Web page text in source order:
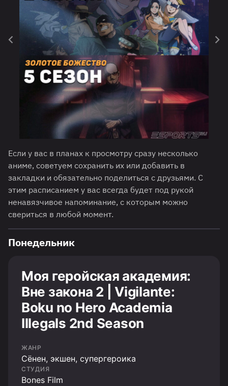
Если у вас в планах к просмотру сразу несколько
аниме, советуем сохранить их или добавить в
закладки и обязательно поделиться с друзьями. С
этим расписанием у вас всегда будет под рукой
ненавязчивое напоминание, с которым можно
свериться в любой момент.
Понедельник
Моя геройская академия:
Вне закона 2 | Vigilante:
Boku no Hero Academia
Illegals 2nd Season
ЖАНР
Сёнен, экшен, супергероика
СТУДИЯ
Bones Film